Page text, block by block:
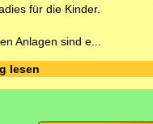
für die Kinder.
Anlagen sind e...
lesen